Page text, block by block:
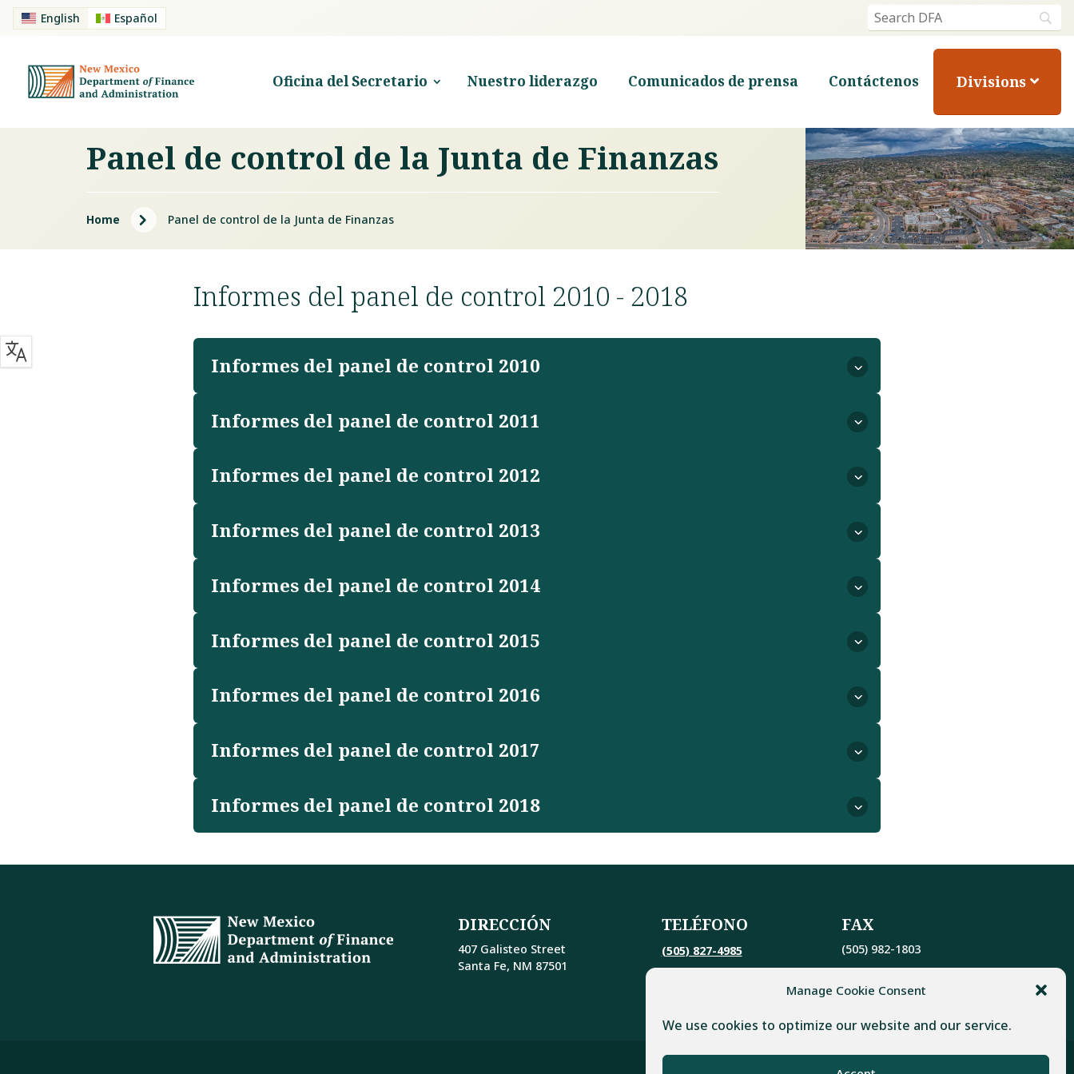
Manage Cookie Consent
We use cookies to optimize our website and our service.
English Español
Oficina del Secretario Nuestro liderazgo Comunicados de prensa Contáctenos Divisions
Panel de control de la Junta de Finanzas
Home 5 Panel de control de la Junta de Finanzas
Informes del panel de control 2010 - 2018
Informes del panel de control 2010
Informes del panel de control 2011
Informes del panel de control 2012
Informes del panel de control 2013
Informes del panel de control 2014
Informes del panel de control 2015
Informes del panel de control 2016
Informes del panel de control 2017
Informes del panel de control 2018
DIRECCIÓN
407 Galisteo Street
Santa Fe, NM 87501
TELÉFONO
(505) 827-4985
FAX
(505) 982-1803